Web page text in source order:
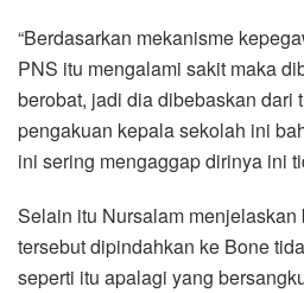
“Berdasarkan mekanisme
PNS itu mengalami sakit maka
berobat, jadi dia dibebaskan dari
pengakuan kepala sekolah ini
ini sering mengaggap dirinya ini
Selain itu Nursalam menjelaskan
tersebut dipindahkan ke Bone
seperti itu apalagi yang